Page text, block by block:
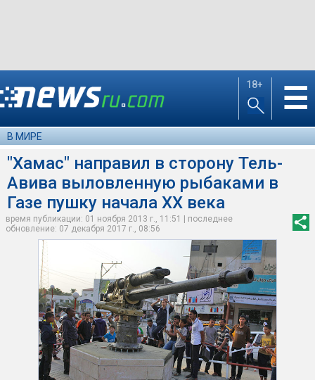
18+ ☰
В МИРЕ
"Хамас" направил в сторону Тель-
Авива выловленную рыбаками в
Газе пушку начала XX века
время публикации: 01 ноября 2013 г., 11:51 | последнее
обновление: 07 декабря 2017 г., 08:56